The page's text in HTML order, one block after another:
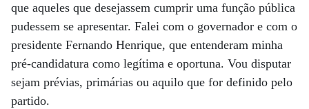
que aqueles que desejassem cumprir uma função pública
pudessem se apresentar. Falei com o governador e com o
presidente Fernando Henrique, que entenderam minha
pré-candidatura como legítima e oportuna. Vou disputar
sejam prévias, primárias ou aquilo que for definido pelo
partido.